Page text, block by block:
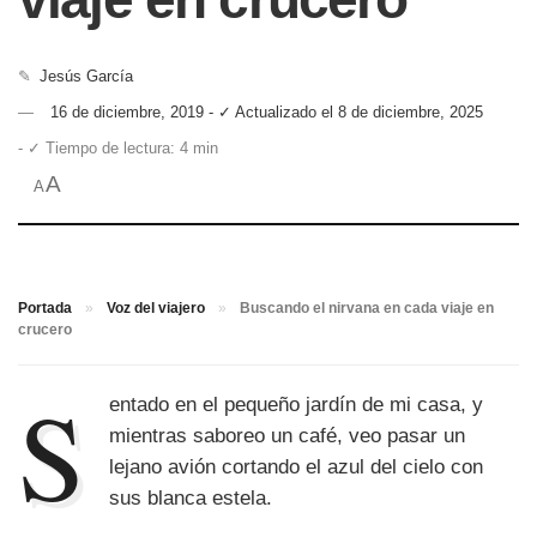
✎ Jesús García
16 de diciembre, 2019 - ✓ Actualizado el 8 de diciembre, 2025
- ✓ Tiempo de lectura: 4 min
AA
Portada » Voz del viajero »
Buscando el nirvana en cada viaje en
crucero
S
entado en el pequeño jardín de mi casa, y
mientras saboreo un café, veo pasar un
lejano avión cortando el azul del cielo con
sus blanca estela.